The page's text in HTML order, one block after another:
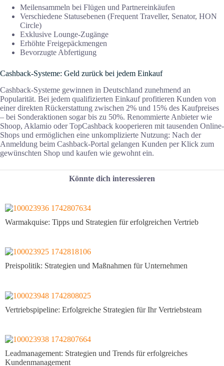
Meilensammeln bei Flügen und Partnereinkäufen
Verschiedene Statusebenen (Frequent Traveller, Senator, HON
Circle)
Exklusive Lounge-Zugänge
Erhöhte Freigepäckmengen
Bevorzugte Abfertigung
Cashback-Systeme: Geld zurück bei jedem Einkauf
Cashback-Systeme gewinnen in Deutschland zunehmend an
Popularität. Bei jedem qualifizierten Einkauf profitieren Kunden von
einer direkten Rückerstattung zwischen 2% und 15% des Kaufpreises
– bei Sonderaktionen sogar bis zu 50%. Renommierte Anbieter wie
Shoop, Aklamio oder TopCashback kooperieren mit tausenden Online-
Shops und ermöglichen eine unkomplizierte Nutzung: Nach der
Anmeldung beim Cashback-Portal gelangen Kunden per Klick zum
gewünschten Shop und kaufen wie gewohnt ein.
Könnte dich interessieren
Warmakquise: Tipps und Strategien für erfolgreichen Vertrieb
Preispolitik: Strategien und Maßnahmen für Unternehmen
Vertriebspipeline: Erfolgreiche Strategien für Ihr Vertriebsteam
Leadmanagement: Strategien und Trends für erfolgreiches
Kundenmanagement